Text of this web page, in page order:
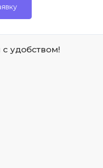
удобством!